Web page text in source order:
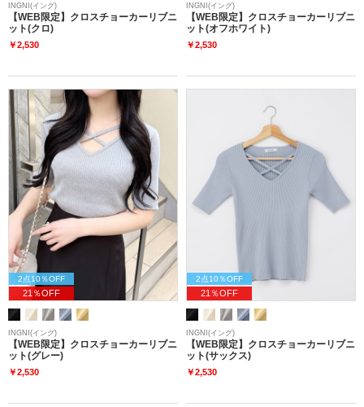
INGNI(イング)
【WEB限定】クロスチョーカーリブニ
ット(クロ)
￥2,530
INGNI(イング)
【WEB限定】クロスチョーカーリブニ
ット(オフホワイト)
￥2,530
2点10％OFF
21％OFF
INGNI(イング)
【WEB限定】クロスチョーカーリブニ
ット(グレー)
￥2,530
2点10％OFF
21％OFF
INGNI(イング)
【WEB限定】クロスチョーカーリブニ
ット(サックス)
￥2,530